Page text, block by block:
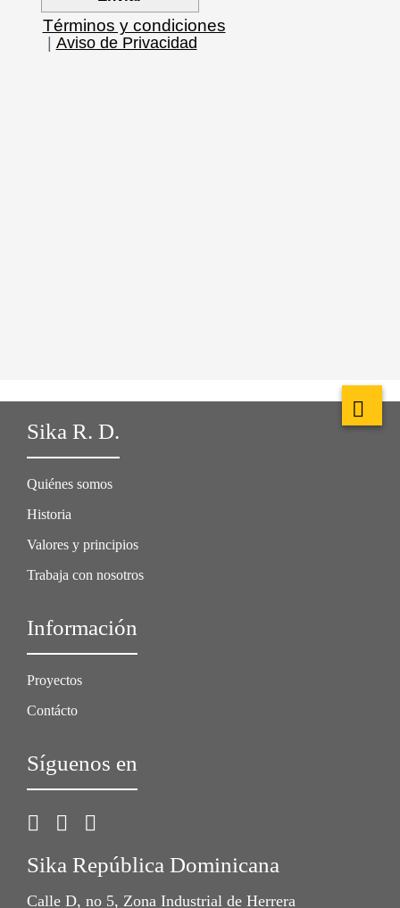
Sika R. D.
Quiénes somos
Historia
Valores y principios
Trabaja con nosotros
Información
Proyectos
Contácto
Síguenos en
Sika República Dominicana
Calle D, no 5, Zona Industrial de Herrera